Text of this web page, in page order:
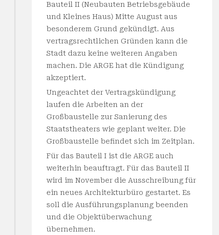
Bauteil II (Neubauten Betriebsgebäude
und Kleines Haus) Mitte August aus
besonderem Grund gekündigt. Aus
vertragsrechtlichen Gründen kann die
Stadt dazu keine weiteren Angaben
machen. Die ARGE hat die Kündigung
akzeptiert.
Ungeachtet der Vertragskündigung
laufen die Arbeiten an der
Großbaustelle zur Sanierung des
Staatstheaters wie geplant weiter. Die
Großbaustelle befindet sich im Zeitplan.
Für das Bauteil I ist die ARGE auch
weiterhin beauftragt. Für das Bauteil II
wird im November die Ausschreibung für
ein neues Architekturbüro gestartet. Es
soll die Ausführungsplanung beenden
und die Objektüberwachung
übernehmen.